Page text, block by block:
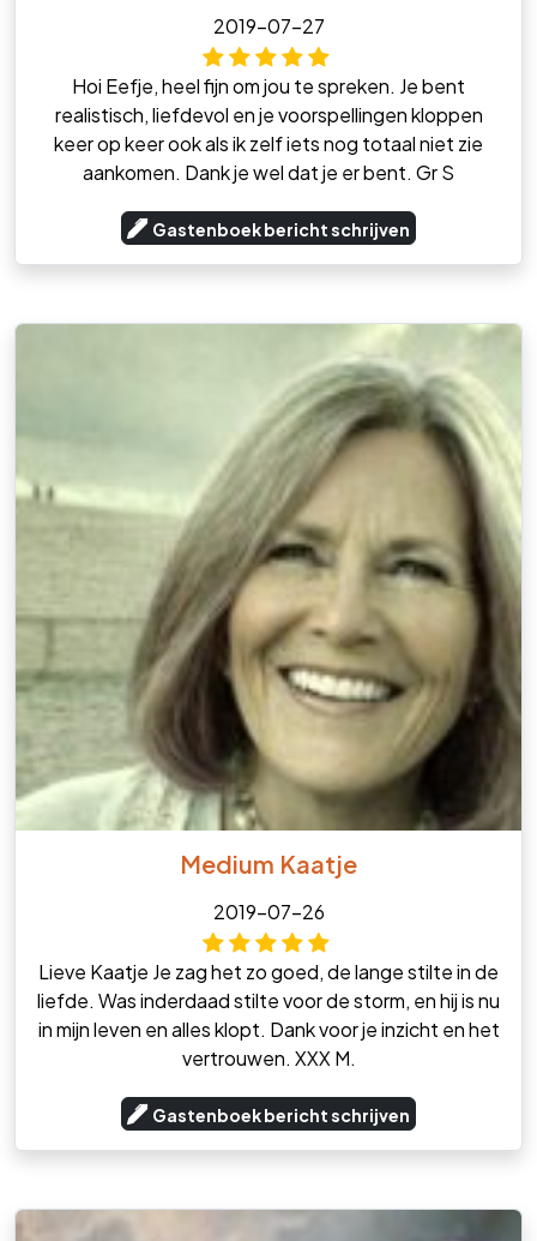
2019-07-27
Hoi Eefje, heel fijn om jou te spreken. Je bent
realistisch, liefdevol en je voorspellingen kloppen
keer op keer ook als ik zelf iets nog totaal niet zie
aankomen. Dank je wel dat je er bent. Gr S
Gastenboek bericht schrijven
Medium Kaatje
2019-07-26
Lieve Kaatje Je zag het zo goed, de lange stilte in de
liefde. Was inderdaad stilte voor de storm, en hij is nu
in mijn leven en alles klopt. Dank voor je inzicht en het
vertrouwen. XXX M.
Gastenboek bericht schrijven